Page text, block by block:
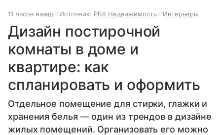
11 часов назад Источник: РБК Недвижимость Интерьеры
Дизайн постирочной
комнаты в доме и
квартире: как
спланировать и оформить
Отдельное помещение для стирки, глажки и
хранения белья — один из трендов в дизайне
жилых помещений. Организовать его можно